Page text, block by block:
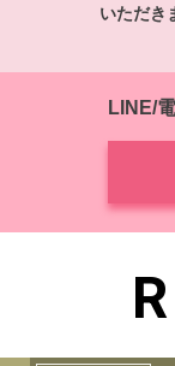
いただき
LINE/